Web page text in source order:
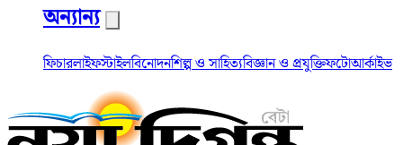
অন্যান্য
ফিচারলাইফস্টাইলবিনোদনশিল্প ও সাহিত্যবিজ্ঞান ও প্রযুক্তিফটোআর্কাইভ